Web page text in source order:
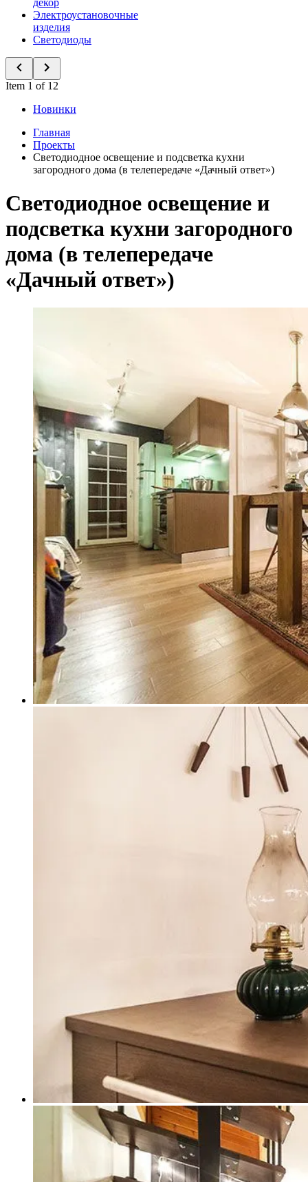
декор
Электроустановочные
изделия
Светодиоды
Item 1 of 12
Новинки
Главная
Проекты
Светодиодное освещение и подсветка кухни
загородного дома (в телепередаче «Дачный ответ»)
Светодиодное освещение и
подсветка кухни загородного
дома (в телепередаче
«Дачный ответ»)